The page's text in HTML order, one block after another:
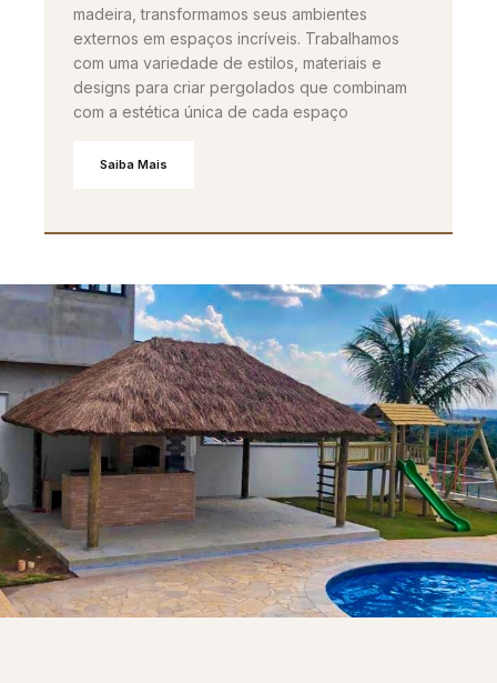
madeira, transformamos seus ambientes
externos em espaços incríveis. Trabalhamos
com uma variedade de estilos, materiais e
designs para criar pergolados que combinam
com a estética única de cada espaço
Saiba Mais